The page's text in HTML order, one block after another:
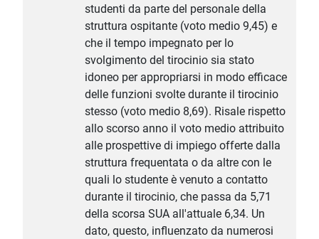
studenti da parte del personale della
struttura ospitante (voto medio 9,45) e
che il tempo impegnato per lo
svolgimento del tirocinio sia stato
idoneo per appropriarsi in modo efficace
delle funzioni svolte durante il tirocinio
stesso (voto medio 8,69). Risale rispetto
allo scorso anno il voto medio attribuito
alle prospettive di impiego offerte dalla
struttura frequentata o da altre con le
quali lo studente è venuto a contatto
durante il tirocinio, che passa da 5,71
della scorsa SUA all'attuale 6,34. Un
dato, questo, influenzato da numerosi